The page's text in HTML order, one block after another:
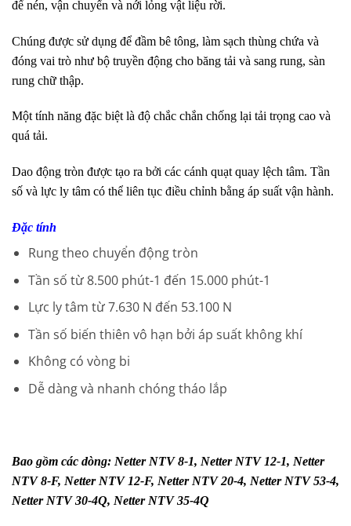
để nén, vận chuyển và nới lỏng vật liệu rời.
Chúng được sử dụng để đầm bê tông, làm sạch thùng chứa và
đóng vai trò như bộ truyền động cho băng tải và sang rung, sàn
rung chữ thập.
Một tính năng đặc biệt là độ chắc chắn chống lại tải trọng cao và
quá tải.
Dao động tròn được tạo ra bởi các cánh quạt quay lệch tâm. Tần
số và lực ly tâm có thể liên tục điều chỉnh bằng áp suất vận hành.
Đặc tính
Rung theo chuyển động tròn
Tần số từ 8.500 phút-1 đến 15.000 phút-1
Lực ly tâm từ 7.630 N đến 53.100 N
Tần số biến thiên vô hạn bởi áp suất không khí
Không có vòng bi
Dễ dàng và nhanh chóng tháo lắp
Bao gồm các dòng: Netter NTV 8-1, Netter NTV 12-1, Netter
NTV 8-F, Netter NTV 12-F, Netter NTV 20-4, Netter NTV 53-4,
Netter NTV 30-4Q, Netter NTV 35-4Q